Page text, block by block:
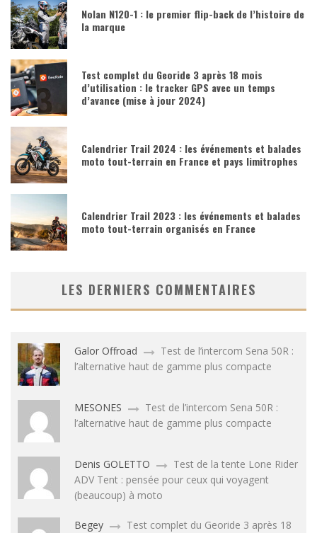
Nolan N120-1 : le premier flip-back de l’histoire de
la marque
Test complet du Georide 3 après 18 mois
d’utilisation : le tracker GPS avec un temps
d’avance (mise à jour 2024)
Calendrier Trail 2024 : les événements et balades
moto tout-terrain en France et pays limitrophes
Calendrier Trail 2023 : les événements et balades
moto tout-terrain organisés en France
LES DERNIERS COMMENTAIRES
Galor Offroad
Test de l’intercom Sena 50R :
l’alternative haut de gamme plus compacte
MESONES
Test de l’intercom Sena 50R :
l’alternative haut de gamme plus compacte
Denis GOLETTO
Test de la tente Lone Rider
ADV Tent : pensée pour ceux qui voyagent
(beaucoup) à moto
Begey
Test complet du Georide 3 après 18